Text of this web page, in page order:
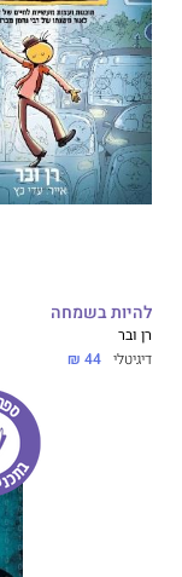
להיות בשמחה
רן ובר
דיגיטלי 44 ₪